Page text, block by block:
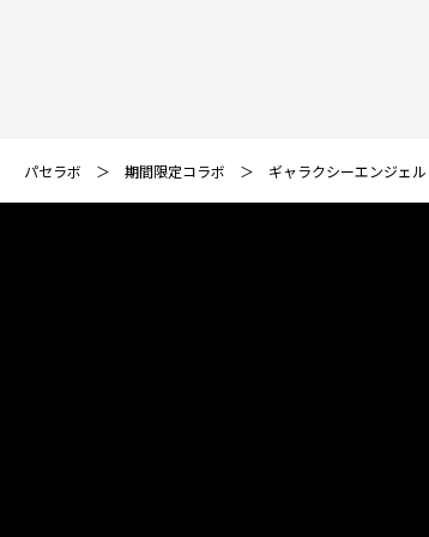
パセラボ 期間限定コラボ ギャラクシーエンジェ